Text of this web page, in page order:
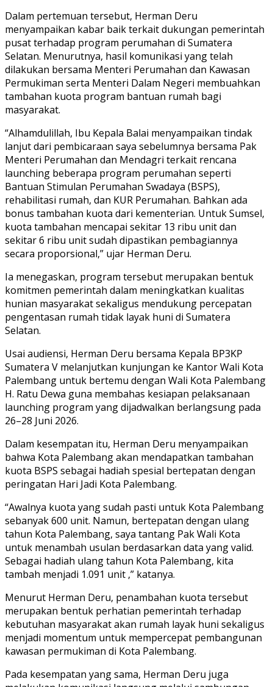
Dalam pertemuan tersebut, Herman Deru
menyampaikan kabar baik terkait dukungan pemerintah
pusat terhadap program perumahan di Sumatera
Selatan. Menurutnya, hasil komunikasi yang telah
dilakukan bersama Menteri Perumahan dan Kawasan
Permukiman serta Menteri Dalam Negeri membuahkan
tambahan kuota program bantuan rumah bagi
masyarakat.
“Alhamdulillah, Ibu Kepala Balai menyampaikan tindak
lanjut dari pembicaraan saya sebelumnya bersama Pak
Menteri Perumahan dan Mendagri terkait rencana
launching beberapa program perumahan seperti
Bantuan Stimulan Perumahan Swadaya (BSPS),
rehabilitasi rumah, dan KUR Perumahan. Bahkan ada
bonus tambahan kuota dari kementerian. Untuk Sumsel,
kuota tambahan mencapai sekitar 13 ribu unit dan
sekitar 6 ribu unit sudah dipastikan pembagiannya
secara proporsional,” ujar Herman Deru.
Ia menegaskan, program tersebut merupakan bentuk
komitmen pemerintah dalam meningkatkan kualitas
hunian masyarakat sekaligus mendukung percepatan
pengentasan rumah tidak layak huni di Sumatera
Selatan.
Usai audiensi, Herman Deru bersama Kepala BP3KP
Sumatera V melanjutkan kunjungan ke Kantor Wali Kota
Palembang untuk bertemu dengan Wali Kota Palembang
H. Ratu Dewa guna membahas kesiapan pelaksanaan
launching program yang dijadwalkan berlangsung pada
26–28 Juni 2026.
Dalam kesempatan itu, Herman Deru menyampaikan
bahwa Kota Palembang akan mendapatkan tambahan
kuota BSPS sebagai hadiah spesial bertepatan dengan
peringatan Hari Jadi Kota Palembang.
“Awalnya kuota yang sudah pasti untuk Kota Palembang
sebanyak 600 unit. Namun, bertepatan dengan ulang
tahun Kota Palembang, saya tantang Pak Wali Kota
untuk menambah usulan berdasarkan data yang valid.
Sebagai hadiah ulang tahun Kota Palembang, kita
tambah menjadi 1.091 unit ,” katanya.
Menurut Herman Deru, penambahan kuota tersebut
merupakan bentuk perhatian pemerintah terhadap
kebutuhan masyarakat akan rumah layak huni sekaligus
menjadi momentum untuk mempercepat pembangunan
kawasan permukiman di Kota Palembang.
Pada kesempatan yang sama, Herman Deru juga